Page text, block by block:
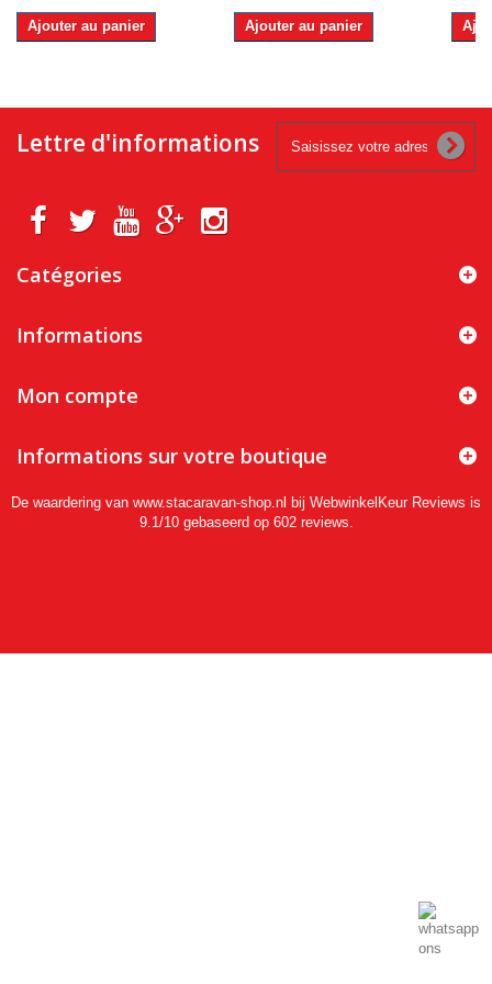
Ajouter au panier Ajouter au panier
Lettre d'informations
Catégories
Informations
Mon compte
Informations sur votre boutique
De waardering van www.stacaravan-shop.nl bij WebwinkelKeur Reviews is
9.1/10 gebaseerd op 602 reviews.